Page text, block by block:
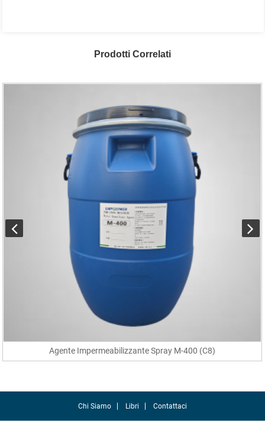
Prodotti Correlati
Agente Impermeabilizzante Spray M-400 (C8)
Chi Siamo Libri Contattaci